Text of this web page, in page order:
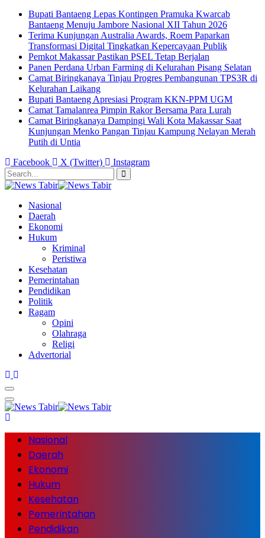
Bupati Bantaeng Lepas Kontingen Pramuka Kwarcab
Bantaeng Menuju Jambore Nasional XII Tahun 2026
Terima Kunjungan Australia Awards, Roem Paparkan
Transformasi Digital Tingkatkan Kepercayaan Publik
Pemkot Makassar Pastikan PSEL Tetap Berjalan
Panen Perdana Urban Farming di Kelurahan Pisang Selatan
Camat Biringkanaya Tinjau Progres Pembangunan TPS3R di
Kelurahan Laikang
Bupati Bantaeng Apresiasi Program KKN-PPM UGM
Camat Tamalanrea Pimpin Rakor Bersama Para Lurah
Camat Biringkanaya Dampingi Wali Kota Makassar Saat
Kunjungan Menko Pangan Tinjau Kampung Nelayan Merah
Putih di Untia
Facebook
X (Twitter) Instagram
Nasional
Daerah
Ekonomi
Hukum
Kriminal
Peristiwa
Kesehatan
Pemerintahan
Pendidikan
Politik
Ragam
Opini
Olahraga
Religi
Advertorial
Nasional
Daerah
Ekonomi
Hukum
Kesehatan
Pemerintahan
Pendidikan